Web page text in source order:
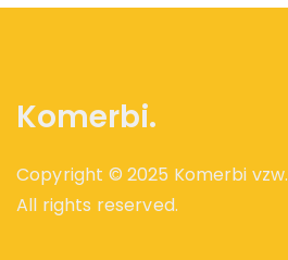
Komerbi.
Copyright © 2025 Komerbi vzw.
All rights reserved.